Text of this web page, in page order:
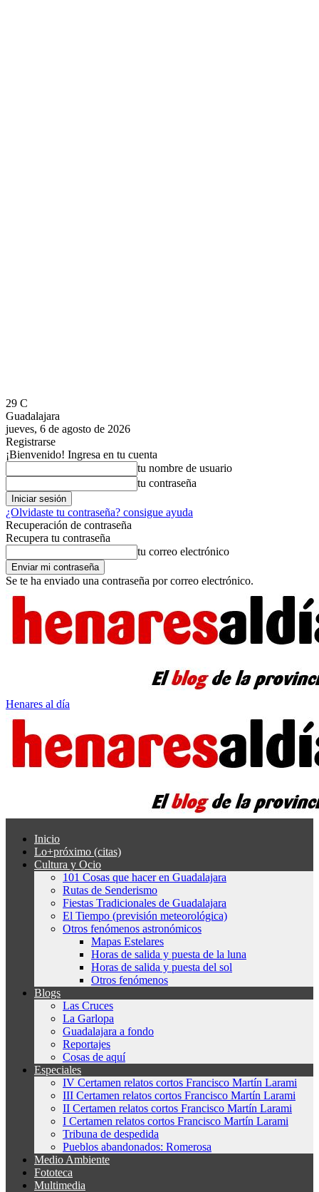
29 C
Guadalajara
jueves, 6 de agosto de 2026
Registrarse
¡Bienvenido! Ingresa en tu cuenta
tu nombre de usuario
tu contraseña
¿Olvidaste tu contraseña? consigue ayuda
Recuperación de contraseña
Recupera tu contraseña
tu correo electrónico
Se te ha enviado una contraseña por correo electrónico.
Henares al día
Inicio
Lo+próximo (citas)
Cultura y Ocio
101 Cosas que hacer en Guadalajara
Rutas de Senderismo
Fiestas Tradicionales de Guadalajara
El Tiempo (previsión meteorológica)
Otros fenómenos astronómicos
Mapas Estelares
Horas de salida y puesta de la luna
Horas de salida y puesta del sol
Otros fenómenos
Blogs
Las Cruces
La Garlopa
Guadalajara a fondo
Reportajes
Cosas de aquí
Especiales
IV Certamen relatos cortos Francisco Martín Larami
III Certamen relatos cortos Francisco Martín Larami
II Certamen relatos cortos Francisco Martín Larami
I Certamen relatos cortos Francisco Martín Larami
Tribuna de despedida
Pueblos abandonados: Romerosa
Medio Ambiente
Fototeca
Multimedia